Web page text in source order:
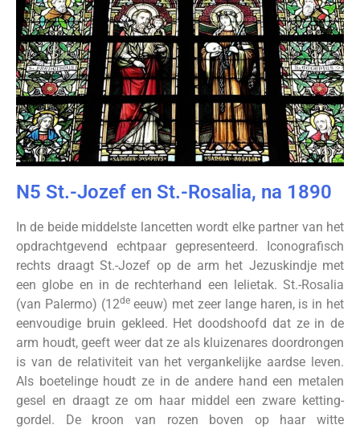
N5 St.-Jozef en St.-Rosalia, na 1890
In de beide middelste lancetten wordt elke partner van het
opdrachtgevend echtpaar gepresenteerd. Iconografisch
rechts draagt St.-Jozef op de arm het Jezuskindje met
een globe en in de rechterhand een lelietak. St.-Rosalia
(van Palermo) (12deeeuw) met zeer lange haren, is in het
eenvoudige bruin gekleed. Het doodshoofd dat ze in de
arm houdt, geeft weer dat ze als kluizenares doordrongen
is van de relativiteit van het vergankelijke aardse leven.
Als boetelinge houdt ze in de andere hand een metalen
gesel en draagt ze om haar middel een zware ketting-
gordel. De kroon van rozen boven op haar witte